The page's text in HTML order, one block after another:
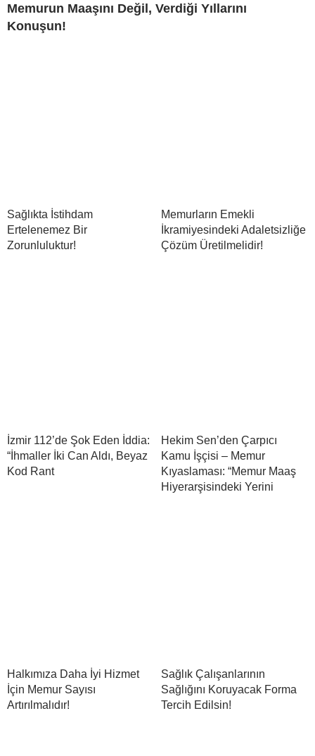
Memurun Maaşını Değil, Verdiği Yıllarını
Konuşun!
Sağlıkta İstihdam
Ertelenemez Bir
Zorunluluktur!
Memurların Emekli
İkramiyesindeki Adaletsizliğe
Çözüm Üretilmelidir!
İzmir 112’de Şok Eden İddia:
“İhmaller İki Can Aldı, Beyaz
Kod Rant
Hekim Sen’den Çarpıcı
Kamu İşçisi – Memur
Kıyaslaması: “Memur Maaş
Hiyerarşisindeki Yerini
Halkımıza Daha İyi Hizmet
İçin Memur Sayısı
Artırılmalıdır!
Sağlık Çalışanlarının
Sağlığını Koruyacak Forma
Tercih Edilsin!